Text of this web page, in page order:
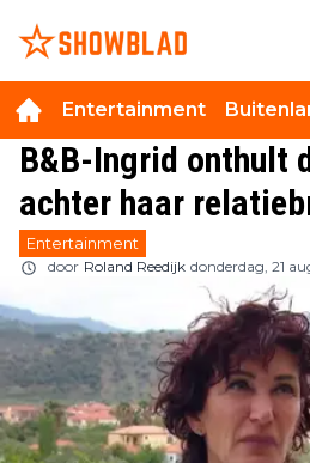
Entertainment
B&B-Ingrid onthult
achter haar
Entertainment
door Roland Reedijk donderdag, 21